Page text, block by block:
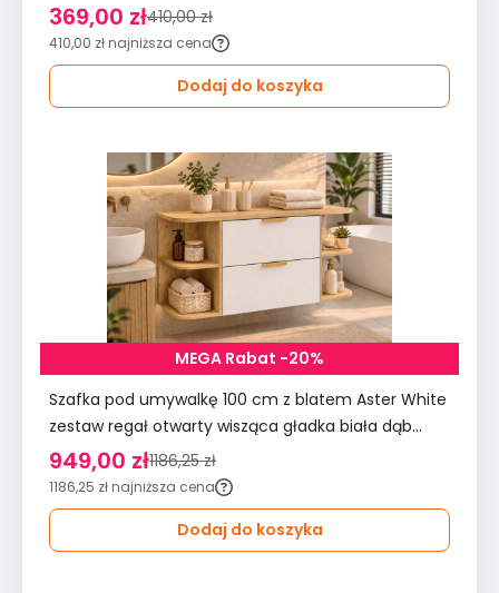
369,00 zł410,00 zł
410,00 zł najniższa cena
Dodaj do koszyka
MEGA Rabat -20%
Szafka pod umywalkę 100 cm z blatem Aster White
zestaw regał otwarty wisząca gładka biała dąb
cremona do łazienki
949,00 zł1186,25 zł
1186,25 zł najniższa cena
Dodaj do koszyka